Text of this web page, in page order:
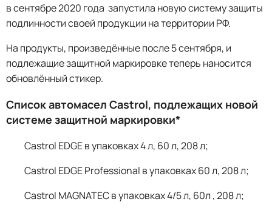
в сентябре 2020 года запустила новую систему защиты
подлинности своей продукции на территории РФ.
На продукты, произведённые после 5 сентября, и
подлежащие защитной маркировке теперь наносится
обновлённый стикер.
Список автомасел Castrol, подлежащих новой
системе защитной маркировки*
Castrol EDGE в упаковках 4 л, 60 л, 208 л;
Castrol EDGE Professional в упаковках 60 л, 208 л;
Castrol MAGNATEC в упаковках 4/5 л, 60л , 208 л;